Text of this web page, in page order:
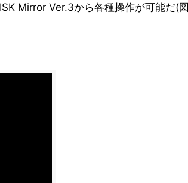
Mirror Ver.3から各種操作が可能だ(図